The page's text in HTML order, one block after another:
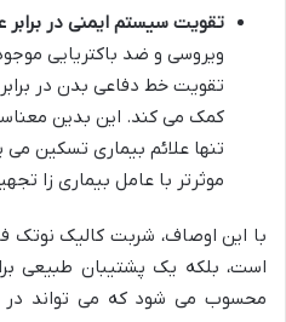
تقویت سیستم ایمنی در برابر
ویروسی و ضد باکتریایی
تقویت خط دفاعی بدن در
کمک می کند. این بدین
تنها علائم بیماری تسکین می
موثرتر با عامل بیماری زا
با این اوصاف، شربت کالیک نوتک
است، بلکه یک پشتیبان طبیعی
محسوب می شود که می تواند در